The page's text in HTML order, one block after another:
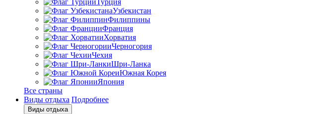
Турция
Узбекистан
Филиппины
Франция
Хорватия
Черногория
Чехия
Шри-Ланка
Южная Корея
Япония
Все страны
Виды отдыха Подробнее
Виды отдыха